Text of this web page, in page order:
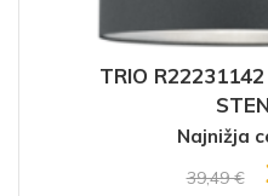
TRIO
Najnižja
39,49 €